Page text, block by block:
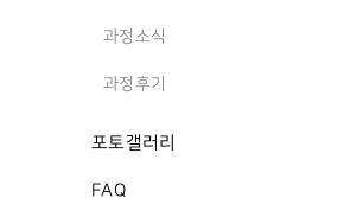
과정소식
과정후기
포토갤러리
FAQ